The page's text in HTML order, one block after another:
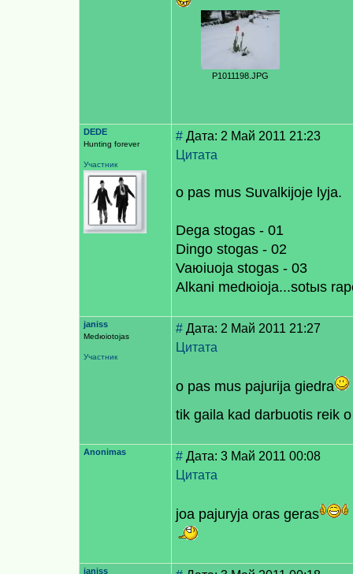
P1011198.JPG
DEDE
Hunting forever
Участник
# Дата: 2 Май 2011 21:23
Цитата
o pas mus Suvalkijoje lyja.
Dega stogas - 01
Dingo stogas - 02
Vaюiuoja stogas - 03
Alkani medюioja...sotыs
janiss
Medюiotojas
Участник
# Дата: 2 Май 2011 21:27
Цитата
o pas mus pajurija giedra
tik gaila kad darbuotis reik
Anonimas # Дата: 3 Май 2011 00:08
Цитата
joa pajuryja oras geras
janiss